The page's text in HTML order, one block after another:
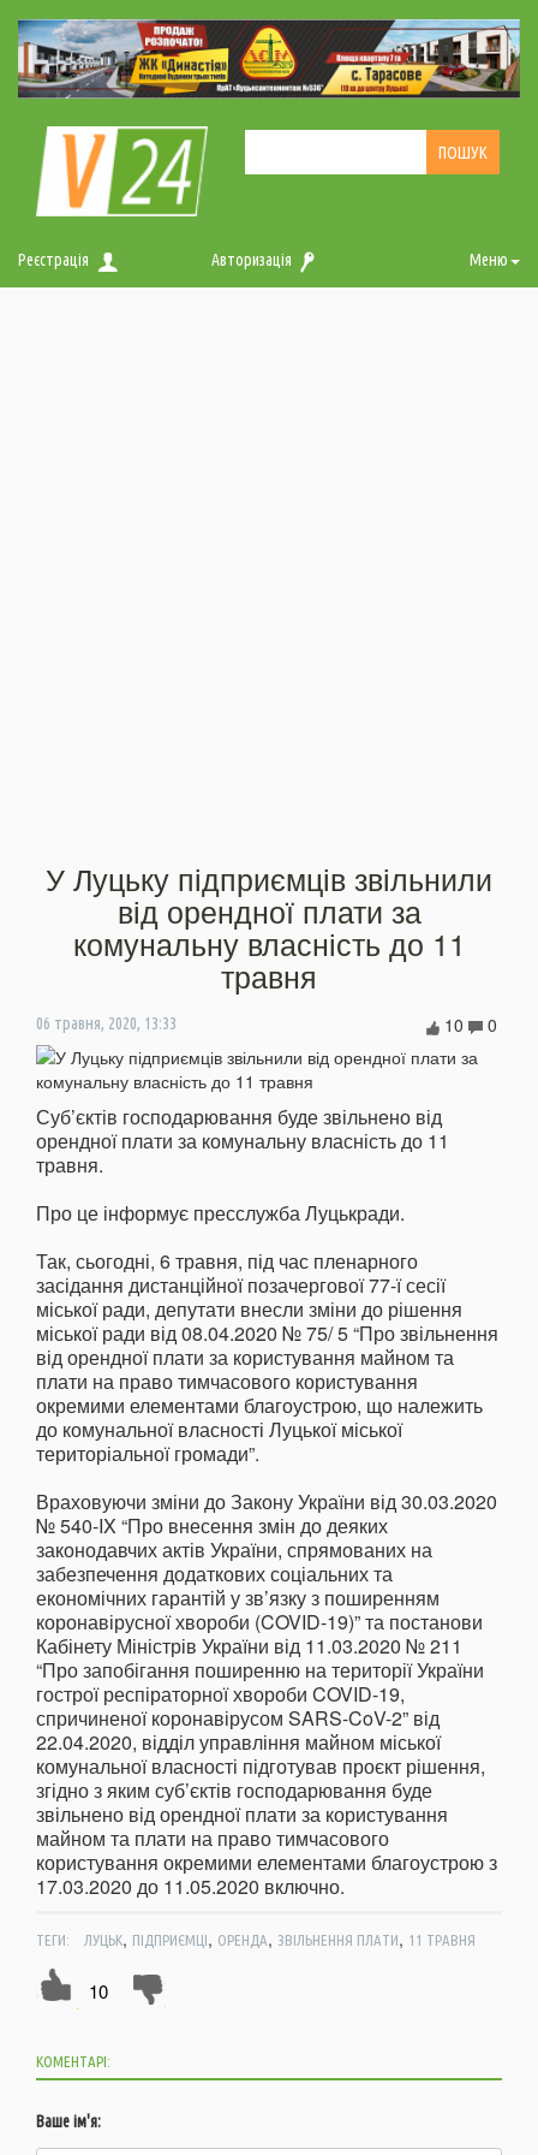
Реєстрація Авторизація Меню
У Луцьку підприємців звільнили
від орендної плати за
комунальну власність до 11
травня
06 травня, 2020, 13:33 0
10
Суб’єктів господарювання буде звільнено від
орендної плати за комунальну власність до 11
травня.
Про це інформує пресслужба Луцькради.
Так, сьогодні, 6 травня, під час пленарного
засідання дистанційної позачергової 77-ї сесії
міської ради, депутати внесли зміни до рішення
міської ради від 08.04.2020 № 75/ 5 “Про звільнення
від орендної плати за користування майном та
плати на право тимчасового користування
окремими елементами благоустрою, що належить
до комунальної власності Луцької міської
територіальної громади”.
Враховуючи зміни до Закону України від 30.03.2020
№ 540-IX “Про внесення змін до деяких
законодавчих актів України, спрямованих на
забезпечення додаткових соціальних та
економічних гарантій у зв’язку з поширенням
коронавірусної хвороби (COVID-19)” та постанови
Кабінету Міністрів України від 11.03.2020 № 211
“Про запобігання поширенню на території України
гострої респіраторної хвороби COVID-19,
спричиненої коронавірусом SARS-CoV-2” від
22.04.2020, відділ управління майном міської
комунальної власності підготував проєкт рішення,
згідно з яким суб’єктів господарювання буде
звільнено від орендної плати за користування
майном та плати на право тимчасового
користування окремими елементами благоустрою з
17.03.2020 до 11.05.2020 включно.
ТЕГИ: ЛУЦЬК, ПІДПРИЄМЦІ, ОРЕНДА, ЗВІЛЬНЕННЯ ПЛАТИ, 11 ТРАВНЯ
10
КОМЕНТАРІ:
Ваше ім'я: